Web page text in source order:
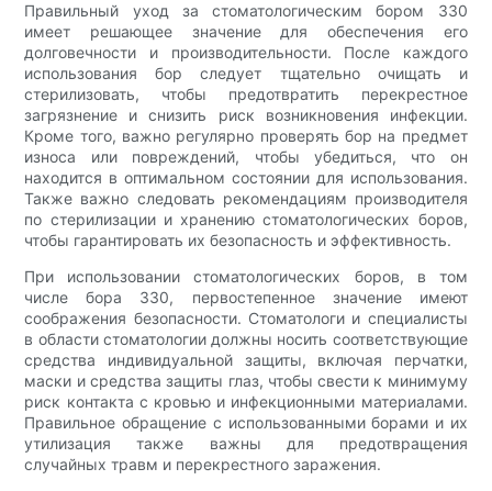
Правильный уход за стоматологическим бором 330
имеет решающее значение для обеспечения его
долговечности и производительности. После каждого
использования бор следует тщательно очищать и
стерилизовать, чтобы предотвратить перекрестное
загрязнение и снизить риск возникновения инфекции.
Кроме того, важно регулярно проверять бор на предмет
износа или повреждений, чтобы убедиться, что он
находится в оптимальном состоянии для использования.
Также важно следовать рекомендациям производителя
по стерилизации и хранению стоматологических боров,
чтобы гарантировать их безопасность и эффективность.
При использовании стоматологических боров, в том
числе бора 330, первостепенное значение имеют
соображения безопасности. Стоматологи и специалисты
в области стоматологии должны носить соответствующие
средства индивидуальной защиты, включая перчатки,
маски и средства защиты глаз, чтобы свести к минимуму
риск контакта с кровью и инфекционными материалами.
Правильное обращение с использованными борами и их
утилизация также важны для предотвращения
случайных травм и перекрестного заражения.